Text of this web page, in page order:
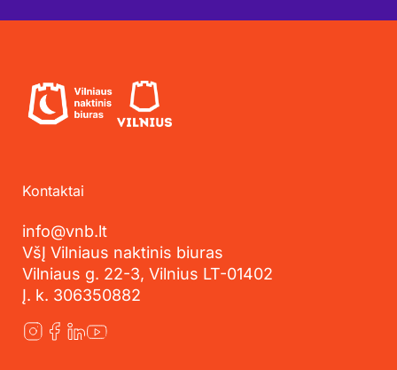
Kontaktai
info@vnb.lt
VšĮ Vilniaus naktinis biuras
Vilniaus g. 22-3, Vilnius LT-01402
Į. k. 306350882